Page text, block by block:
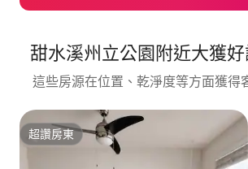
甜水溪州立公園附近大獲
這些房源在位置、乾淨度等方面獲得
超讚房東
超讚房東